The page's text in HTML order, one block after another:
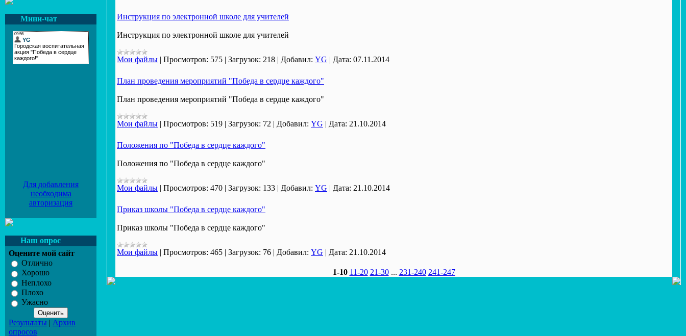
Мини-чат
Для добавления
необходима
авторизация
Наш опрос
Оцените мой сайт
Отлично
Хорошо
Неплохо
Плохо
Ужасно
Результаты | Архив
опросов
Инструкция по электронной школе для учителей
Инструкция по электронной школе для учителей
Мои файлы | Просмотров: 575 | Загрузок: 218 | Добавил: YG | Дата: 07.11.2014
План проведения мероприятий "Победа в сердце каждого"
План проведения мероприятий "Победа в сердце каждого"
Мои файлы | Просмотров: 519 | Загрузок: 72 | Добавил: YG | Дата: 21.10.2014
Положения по "Победа в сердце каждого"
Положения по "Победа в сердце каждого"
Мои файлы | Просмотров: 470 | Загрузок: 133 | Добавил: YG | Дата: 21.10.2014
Приказ школы "Победа в сердце каждого"
Приказ школы "Победа в сердце каждого"
Мои файлы | Просмотров: 465 | Загрузок: 76 | Добавил: YG | Дата: 21.10.2014
1-10 11-20 21-30 ... 231-240 241-247